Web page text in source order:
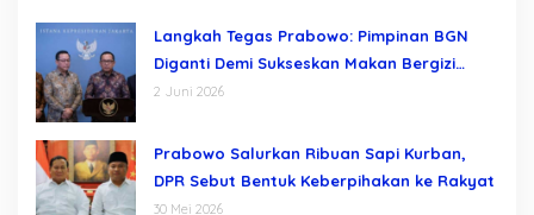
Langkah Tegas Prabowo: Pimpinan BGN
Diganti Demi Sukseskan Makan Bergizi
Gratis
2 Juni 2026
Prabowo Salurkan Ribuan Sapi Kurban,
DPR Sebut Bentuk Keberpihakan ke Rakyat
30 Mei 2026